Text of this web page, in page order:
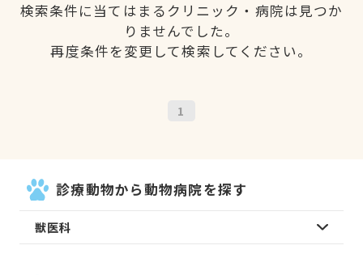
検索条件に当てはまるクリニック・病院は見つか
りませんでした。
再度条件を変更して検索してください。
1
診療動物から動物病院を探す
獣医科